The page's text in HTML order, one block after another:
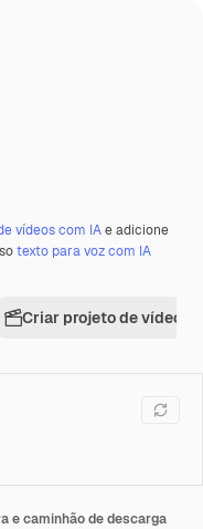
vídeos com IAe adicione
texto para voz com IA
Criar projeto de vídeo
e caminhão de descarga